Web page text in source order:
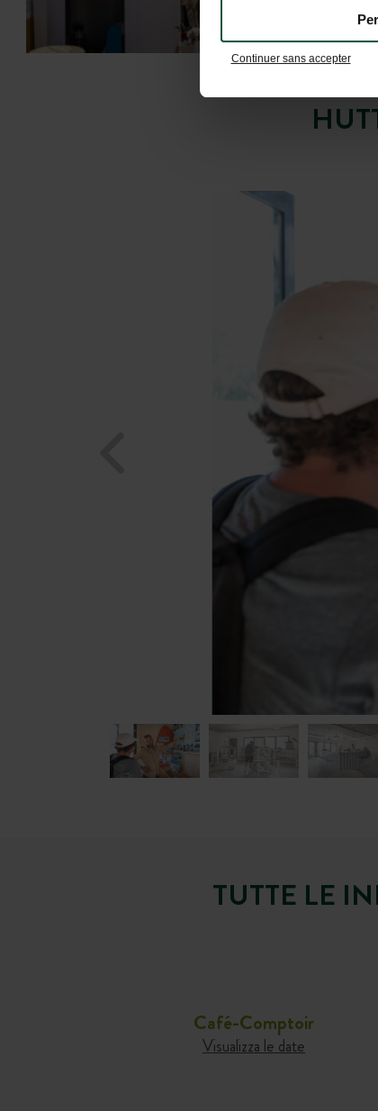
Continuer sans accepter
TUTTE LE
Café-Comptoir
Visualizza le date